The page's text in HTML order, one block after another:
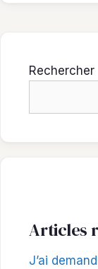
Rechercher
Articles
J’ai